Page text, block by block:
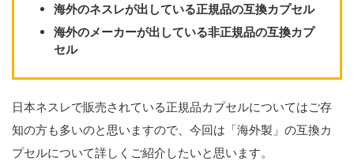
海外のネスレが出している正規品の互換カプセル
海外のメーカーが出している非正規品の互換カプ
セル
日本ネスレで販売されている正規品カプセルについてはご存
知の方も多いのと思いますので、今回は「海外製」の互換カ
プセルについて詳しくご紹介したいと思います。